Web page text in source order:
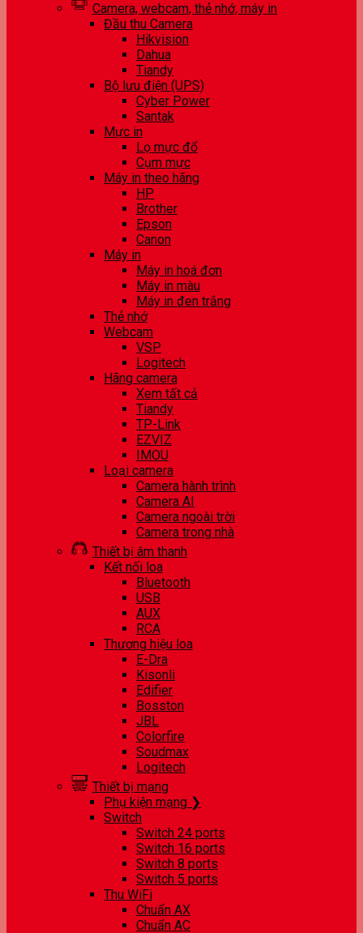
Camera, webcam, thẻ nhớ, máy in
Đầu thu Camera
Hikvision
Dahua
Tiandy
Bộ lưu điện (UPS)
Cyber Power
Santak
Mực in
Lọ mực đổ
Cụm mực
Máy in theo hãng
HP
Brother
Epson
Canon
Máy in
Máy in hoá đơn
Máy in màu
Máy in đen trắng
Thẻ nhớ
Webcam
VSP
Logitech
Hãng camera
Xem tất cả
Tiandy
TP-Link
EZVIZ
IMOU
Loại camera
Camera hành trình
Camera AI
Camera ngoài trời
Camera trong nhà
Thiết bị âm thanh
Kết nối loa
Bluetooth
USB
AUX
RCA
Thương hiệu loa
E-Dra
Kisonli
Edifier
Bosston
JBL
Colorfire
Soudmax
Logitech
Thiết bị mạng
Phụ kiện mạng ❯
Switch
Switch 24 ports
Switch 16 ports
Switch 8 ports
Switch 5 ports
Thu WiFi
Chuẩn AX
Chuẩn AC